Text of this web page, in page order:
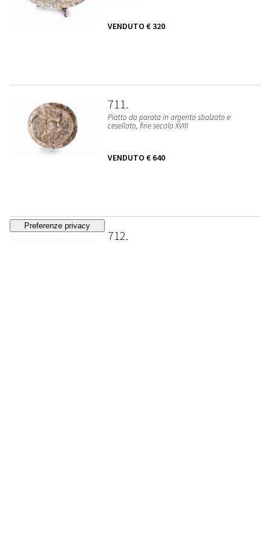
VENDUTO € 320
711
Piatto da parata in argento sbalzato e
cesellato, fine secolo XVIII
VENDUTO € 640
712